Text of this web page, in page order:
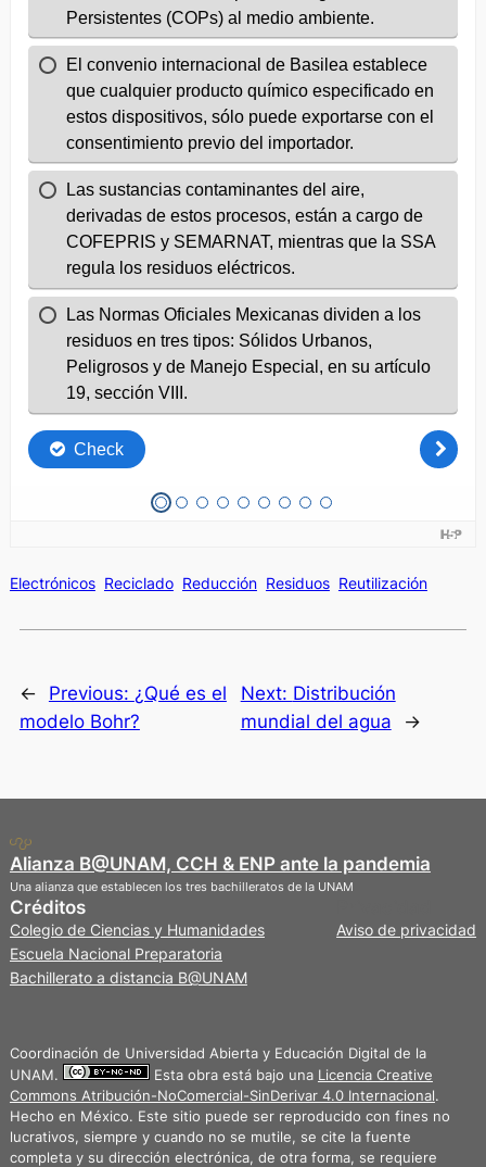
Electrónicos Reciclado Reducción Residuos Reutilización
← Previous: ¿Qué es el
modelo Bohr?
Next: Distribución
mundial del agua
→
Alianza B@UNAM, CCH & ENP ante la pandemia
Una alianza que establecen los tres bachilleratos de la UNAM
Créditos
Colegio de Ciencias y Humanidades
Escuela Nacional Preparatoria
Bachillerato a distancia B@UNAM
Aviso de privacidad
Coordinación de Universidad Abierta y Educación Digital de la
UNAM.
Esta obra está bajo una Licencia Creative
Commons Atribución-NoComercial-SinDerivar 4.0 Internacional.
Hecho en México. Este sitio puede ser reproducido con fines no
lucrativos, siempre y cuando no se mutile, se cite la fuente
completa y su dirección electrónica, de otra forma, se requiere